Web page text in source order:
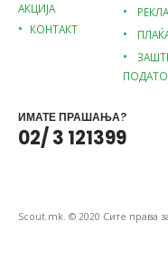
АКЦИЈА
КОНТАКТ
ИМАТЕ ПРАШАЊА?
02/ 3 121399
Scout.mk. © 2020 Сите права